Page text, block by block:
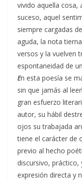
vivido aquella cosa,
suceso, aquel
siempre cargadas
aguda, la nota
versos y la vuelven
espontaneidad de
En esta poesía se
sin que jamás al
gran esfuerzo
autor, su hábil
ojos su trabajada
tiene el carácter de
previo al hecho
discursivo, práctico,
expresión directa y